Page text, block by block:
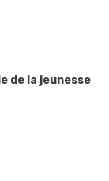
de la jeunesse